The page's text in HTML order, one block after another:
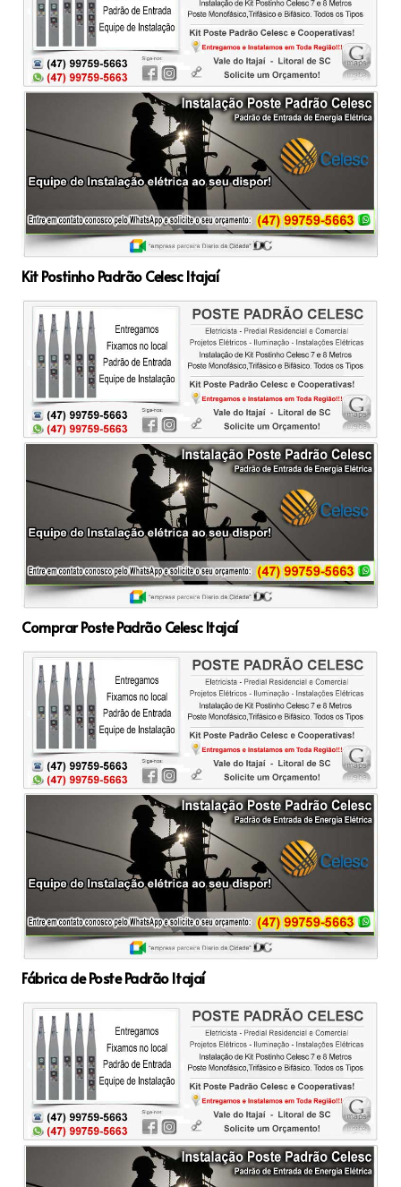
Kit Postinho Padrão Celesc Itajaí
Comprar Poste Padrão Celesc Itajaí
Fábrica de Poste Padrão Itajaí